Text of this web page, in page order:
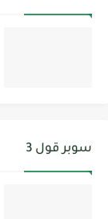
سوبر قول 3